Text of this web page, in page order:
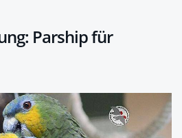
Parship für